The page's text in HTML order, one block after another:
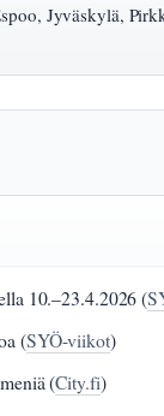
Jyväskylä,
10.–23.4.2026 (
(SYÖ-viikot)
(City.fi)